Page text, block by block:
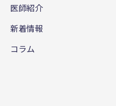
医師紹介
新着情報
コラム